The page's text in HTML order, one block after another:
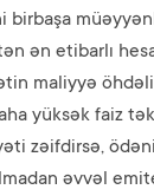
birbaşa
ən etibarlı
maliyyə
yüksək faiz
zəifdirsə,
əvvəl